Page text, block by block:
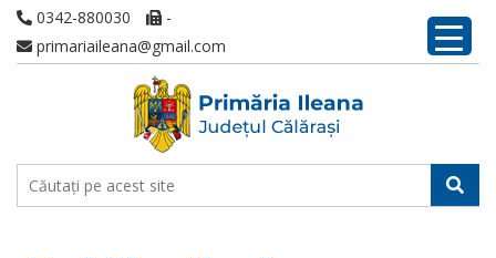
0342-880030
-
primariaileana@gmail.com